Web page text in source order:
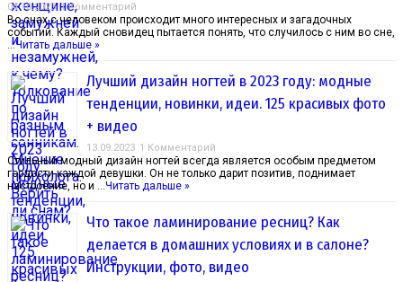
04.10.2023 1 Комментарий
Во снах с человеком происходит много интересных и загадочных
событий. Каждый сновидец пытается понять, что случилось с ним во сне,
…Читать дальше »
Лучший дизайн ногтей в 2023 году: модные
тенденции, новинки, идеи. 125 красивых фото
+ видео
13.09.2023 1 Комментарий
Стильный модный дизайн ногтей всегда является особым предметом
гордости каждой девушки. Он не только дарит позитив, поднимает
настроение, но и …Читать дальше »
Что такое ламинирование ресниц? Как
делается в домашних условиях и в салоне?
Инструкции, фото, видео